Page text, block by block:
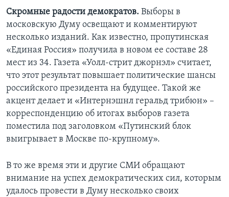
навигации
Перейти
поиск
ИТОГИ
ПОЧЕМУ ЭТО ВАЖНО?
ДИСКУССИЯ VOA
ДЕТАЛИ
НЬЮ-ЙОРК NEW YORK
АМЕРИКА. БОЛЬШОЕ ПУТЕШЕСТВИЕ
НАША АМЕРИКАНСКАЯ ИСТОРИЯ
А КАК В АМЕРИКЕ?
АРТЕФАКТЫ
АМЕРИКАНСКИЕ ГОРОДКИ
ТЕСТЫ
ИНТЕРВЬЮ
ФАКТЫ ПРОТИВ ФЕЙКОВ
ЗА СВОБОДУ ПРЕССЫ
УЧИМ АНГЛИЙСКИЙ
ВИДЕО
ПОДПИСКА НА НОВОСТИ
Learning English
Скромные радости демократов. Выборы в
московскую Думу освещают и комментируют
несколько изданий. Как известно, пропутинская
«Единая Россия» получила в новом ее составе 28
мест из 34. Газета «Уолл-стрит джорнэл» считает,
что этот результат повышает политические шансы
российского президента на будущее. Такой же
акцент делает и «Интернэшнл геральд трибюн» –
корреспонденцию об итогах выборов газета
поместила под заголовком «Путинский блок
выигрывает в Москве по-крупному».
В то же время эти и другие СМИ обращают
внимание на успех демократических сил, которым
удалось провести в Думу несколько своих